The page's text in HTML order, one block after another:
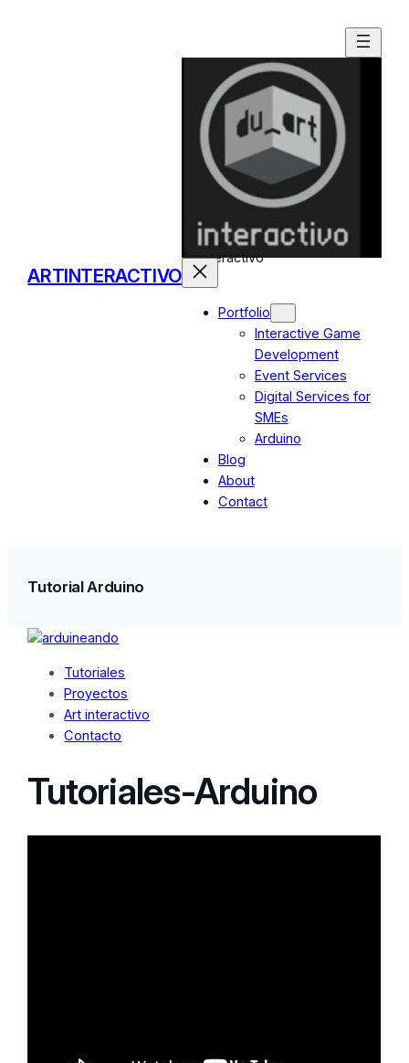
ARTINTERACTIVO
Artinteractivo
Portfolio
Interactive Game
Development
Event Services
Digital Services for
SMEs
Arduino
Blog
About
Contact
Tutorial Arduino
Tutoriales
Proyectos
Art interactivo
Contacto
Tutoriales-Arduino